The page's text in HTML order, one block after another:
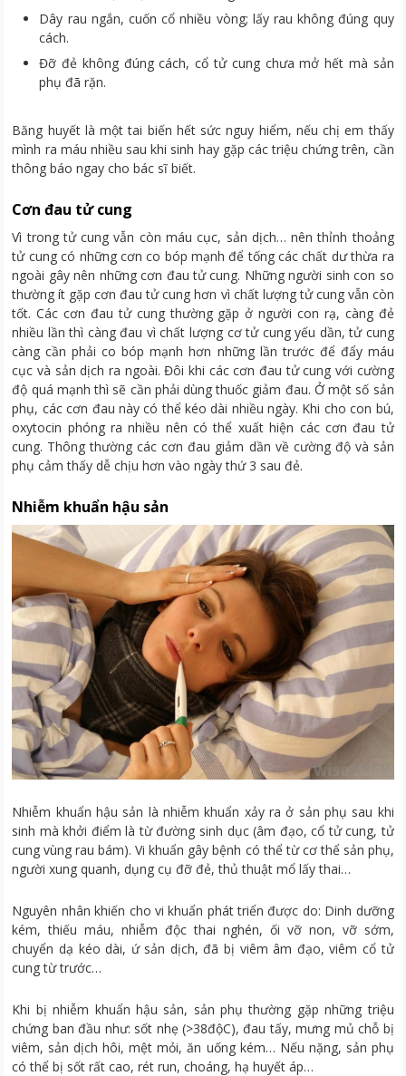
Dây rau ngắn, cuốn cổ nhiều vòng; lấy rau không đúng quy
cách.
Đỡ đẻ không đúng cách, cổ tử cung chưa mở hết mà sản
phụ đã rặn.
Băng huyết là một tai biến hết sức nguy hiểm, nếu chị em thấy
mình ra máu nhiều sau khi sinh hay gặp các triệu chứng trên, cần
thông báo ngay cho bác sĩ biết.
Cơn đau tử cung
Vì trong tử cung vẫn còn máu cục, sản dịch… nên thỉnh thoảng
tử cung có những cơn co bóp mạnh để tống các chất dư thừa ra
ngoài gây nên những cơn đau tử cung. Những người sinh con so
thường ít gặp cơn đau tử cung hơn vì chất lượng tử cung vẫn còn
tốt. Các cơn đau tử cung thường gặp ở người con rạ, càng đẻ
nhiều lần thì càng đau vì chất lượng cơ tử cung yếu dần, tử cung
càng cần phải co bóp mạnh hơn những lần trước để đẩy máu
cục và sản dịch ra ngoài. Đôi khi các cơn đau tử cung với cường
độ quá mạnh thì sẽ cần phải dùng thuốc giảm đau. Ở một số sản
phụ, các cơn đau này có thể kéo dài nhiều ngày. Khi cho con bú,
oxytocin phóng ra nhiều nên có thể xuất hiện các cơn đau tử
cung. Thông thường các cơn đau giảm dần về cường độ và sản
phụ cảm thấy dễ chịu hơn vào ngày thứ 3 sau đẻ.
Nhiễm khuẩn hậu sản
Nhiễm khuẩn hậu sản là nhiễm khuẩn xảy ra ở sản phụ sau khi
sinh mà khởi điểm là từ đường sinh dục (âm đạo, cổ tử cung, tử
cung vùng rau bám). Vi khuẩn gây bệnh có thể từ cơ thể sản phụ,
người xung quanh, dụng cụ đỡ đẻ, thủ thuật mổ lấy thai…
Nguyên nhân khiến cho vi khuẩn phát triển được do: Dinh dưỡng
kém, thiếu máu, nhiễm độc thai nghén, ối vỡ non, vỡ sớm,
chuyển dạ kéo dài, ứ sản dịch, đã bị viêm âm đạo, viêm cổ tử
cung từ trước…
Khi bị nhiễm khuẩn hậu sản, sản phụ thường gặp những triệu
chứng ban đầu như: sốt nhẹ (>38độC), đau tấy, mưng mủ chỗ bị
viêm, sản dịch hôi, mệt mỏi, ăn uống kém… Nếu nặng, sản phụ
có thể bị sốt rất cao, rét run, choáng, hạ huyết áp…